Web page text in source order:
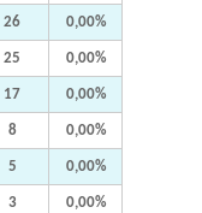
26 0,00%
25 0,00%
17 0,00%
8 0,00%
5 0,00%
3 0,00%